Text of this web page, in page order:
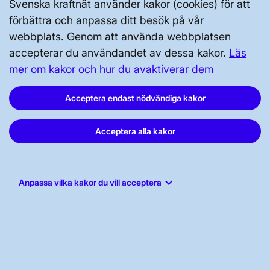
Svenska kraftnät använder kakor (cookies) för att
förbättra och anpassa ditt besök på vår
webbplats. Genom att använda webbplatsen
accepterar du användandet av dessa kakor. Läs
mer om kakor och hur du avaktiverar dem
Acceptera endast nödvändiga kakor
Acceptera alla kakor
Anpassa vilka kakor du vill acceptera keyboard_arrow_down
Kontakta oss
Press och nyheter
Prenumerera
Tillgänglighetsredogörelse